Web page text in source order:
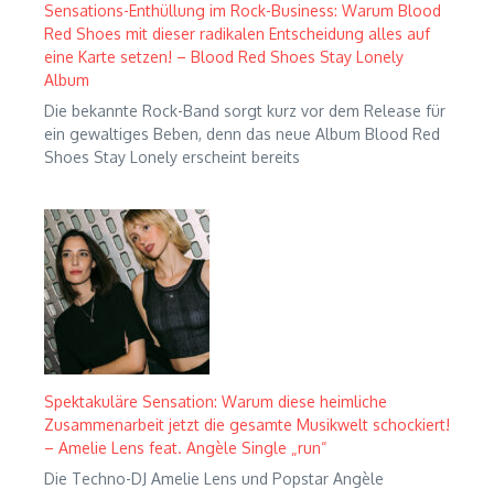
Sensations-Enthüllung im Rock-Business: Warum Blood
Red Shoes mit dieser radikalen Entscheidung alles auf
eine Karte setzen! – Blood Red Shoes Stay Lonely
Album
Die bekannte Rock-Band sorgt kurz vor dem Release für
ein gewaltiges Beben, denn das neue Album Blood Red
Shoes Stay Lonely erscheint bereits
Spektakuläre Sensation: Warum diese heimliche
Zusammenarbeit jetzt die gesamte Musikwelt schockiert!
– Amelie Lens feat. Angèle Single „run“
Die Techno-DJ Amelie Lens und Popstar Angèle